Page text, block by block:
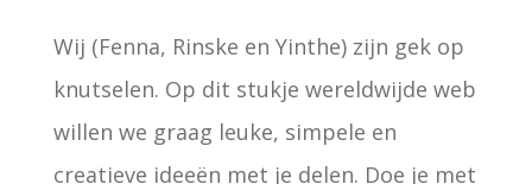
Wij (Fenna, Rinske en Yinthe) zijn gek op
knutselen. Op dit stukje wereldwijde web
willen we graag leuke, simpele en
creatieve ideeën met je delen. Doe je met